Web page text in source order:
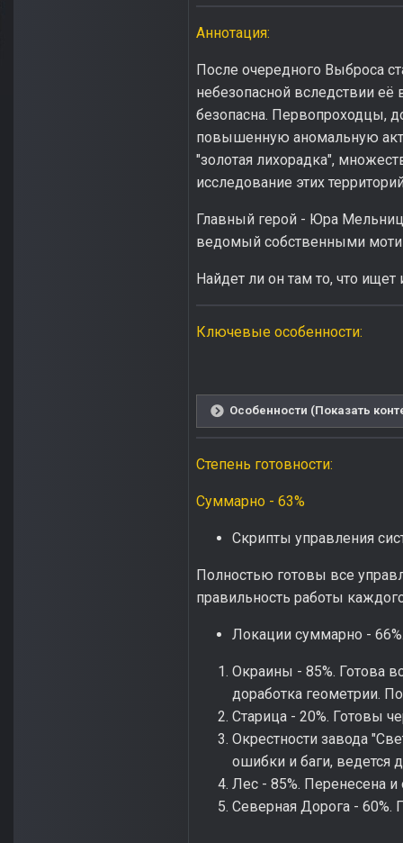
Аннотация:
После очередного Выброса
небезопасной вследствии её
безопасна. Первопроходцы,
повышенную аномальную
"золотая лихорадка",
исследование этих
Главный герой - Юра
ведомый собственными
Найдет ли он там то, что
Ключевые особенности:
Особенности (Показать
Степень готовности:
Суммарно - 63%
Скрипты управления
Полностью готовы все
правильность работы
Локации суммарно -
Окраины - 85%. Готова
доработка геометрии.
Старица - 20%. Готовы
Окрестности завода
ошибки и баги, ведется
Лес - 85%. Перенесена и
Северная Дорога - 60%.